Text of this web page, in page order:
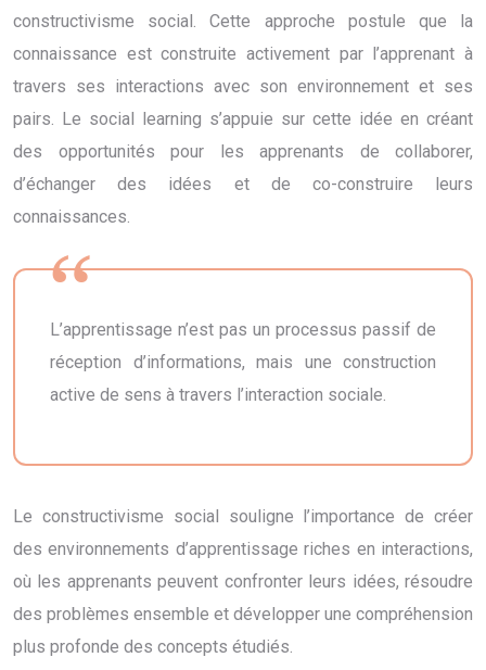
constructivisme social. Cette approche postule que la
connaissance est construite activement par l’apprenant à
travers ses interactions avec son environnement et ses
pairs. Le social learning s’appuie sur cette idée en créant
des opportunités pour les apprenants de collaborer,
d’échanger des idées et de co-construire leurs
connaissances.
L’apprentissage n’est pas un processus passif de
réception d’informations, mais une construction
active de sens à travers l’interaction sociale.
Le constructivisme social souligne l’importance de créer
des environnements d’apprentissage riches en interactions,
où les apprenants peuvent confronter leurs idées, résoudre
des problèmes ensemble et développer une compréhension
plus profonde des concepts étudiés.